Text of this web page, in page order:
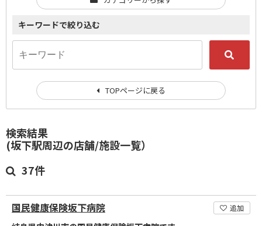
検索結果
(坂下駅周辺の店舗/施設一覧）
37件
国民健康保険坂下病院 追加
キーワードで絞り込む
TOPページに戻る